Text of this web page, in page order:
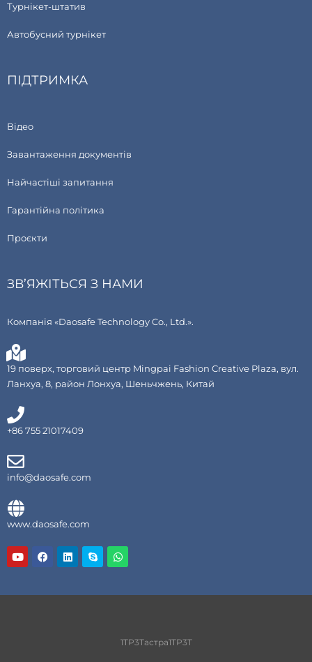
Турнікет-штатив
Автобусний турнікет
ПІДТРИМКА
Відео
Завантаження документів
Найчастіші запитання
Гарантійна політика
Проєкти
ЗВ’ЯЖІТЬСЯ З НАМИ
Компанія «Daosafe Technology Co., Ltd.».
19 поверх, торговий центр Mingpai Fashion Creative Plaza, вул.
Ланхуа, 8, район Лонхуа, Шеньчжень, Китай
+86 755 21017409
info@daosafe.com
www.daosafe.com
Ю
т
Ф
е
б
L
i
e
С
к
п
W
h
s
1TP3Тастра1TP3Т